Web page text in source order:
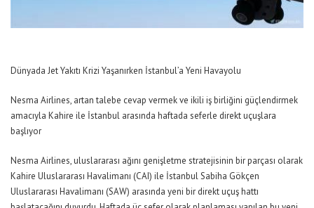
Dünyada Jet Yakıtı Krizi Yaşanırken İstanbul’a Yeni Havayolu
Nesma Airlines, artan talebe cevap vermek ve ikili iş birliğini güçlendirmek
amacıyla Kahire ile İstanbul arasında haftada seferle direkt uçuşlara
başlıyor
Nesma Airlines, uluslararası ağını genişletme stratejisinin bir parçası olarak
Kahire Uluslararası Havalimanı (CAI) ile İstanbul Sabiha Gökçen
Uluslararası Havalimanı (SAW) arasında yeni bir direkt uçuş hattı